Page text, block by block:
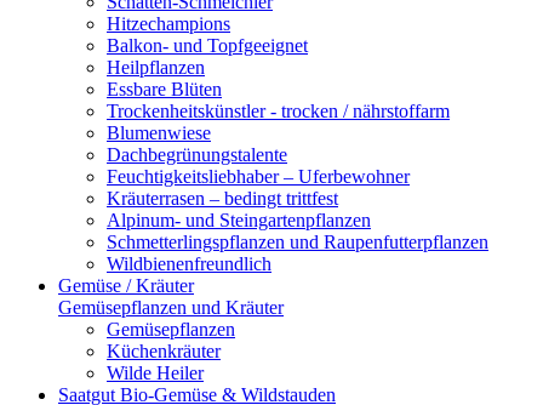
Hitzechampions
Balkon- und Topfgeeignet
Heilpflanzen
Essbare Blüten
Trockenheitskünstler - trocken / nährstoffarm
Blumenwiese
Dachbegrünungstalente
Feuchtigkeitsliebhaber – Uferbewohner
Kräuterrasen – bedingt trittfest
Alpinum- und Steingartenpflanzen
Schmetterlingspflanzen und Raupenfutterpflanzen
Wildbienenfreundlich
Gemüse / Kräuter
Gemüsepflanzen und Kräuter
Gemüsepflanzen
Küchenkräuter
Wilde Heiler
Saatgut Bio-Gemüse & Wildstauden